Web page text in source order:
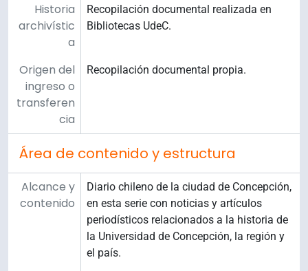
Historia
archivístic
a
Recopilación documental realizada en
Bibliotecas UdeC.
Origen del
ingreso o
transferen
cia
Recopilación documental propia.
Área de contenido y estructura
Alcance y
contenido
Diario chileno de la ciudad de Concepción,
en esta serie con noticias y artículos
periodísticos relacionados a la historia de
la Universidad de Concepción, la región y
el país.